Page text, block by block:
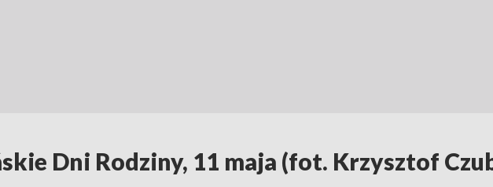
Dni Rodziny, 11 maja (fot. Krzysztof